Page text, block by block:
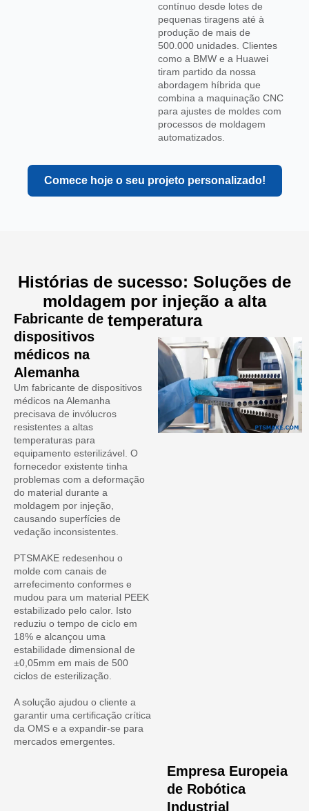
contínuo desde lotes de
pequenas tiragens até à
produção de mais de
500.000 unidades. Clientes
como a BMW e a Huawei
tiram partido da nossa
abordagem híbrida que
combina a maquinação CNC
para ajustes de moldes com
processos de moldagem
automatizados.
Comece hoje o seu projeto personalizado!
Histórias de sucesso: Soluções de
moldagem por injeção a alta
temperatura
Fabricante de
dispositivos
médicos na
Alemanha
Um fabricante de dispositivos
médicos na Alemanha
precisava de invólucros
resistentes a altas
temperaturas para
equipamento esterilizável. O
fornecedor existente tinha
problemas com a deformação
do material durante a
moldagem por injeção,
causando superfícies de
vedação inconsistentes.
PTSMAKE redesenhou o
molde com canais de
arrefecimento conformes e
mudou para um material PEEK
estabilizado pelo calor. Isto
reduziu o tempo de ciclo em
18% e alcançou uma
estabilidade dimensional de
±0,05mm em mais de 500
ciclos de esterilização.
A solução ajudou o cliente a
garantir uma certificação crítica
da OMS e a expandir-se para
mercados emergentes.
Empresa Europeia
de Robótica
Industrial